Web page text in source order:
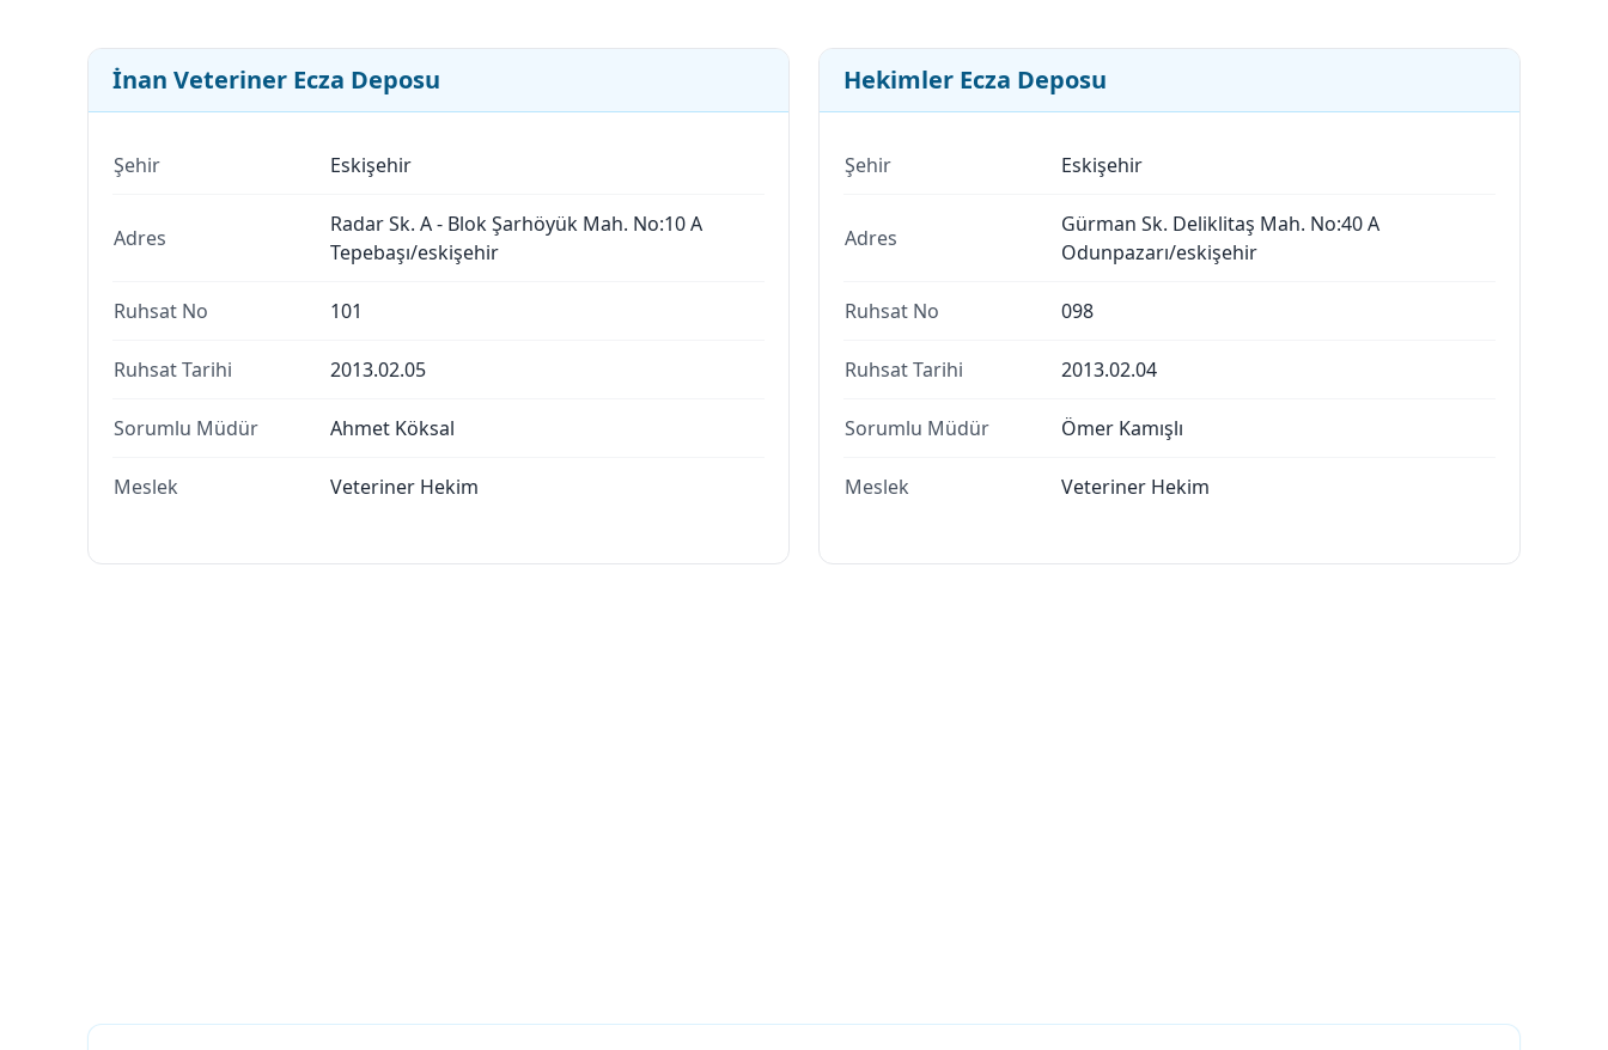
İnan Veteriner Ecza Deposu
Şehir Eskişehir
Adres
Radar Sk. A - Blok Şarhöyük Mah. No:10 A
Tepebaşı/eskişehir
Ruhsat No 101
Ruhsat Tarihi 2013.02.05
Sorumlu Müdür Ahmet Köksal
Meslek Veteriner Hekim
Hekimler Ecza Deposu
Şehir Eskişehir
Adres
Gürman Sk. Deliklitaş Mah. No:40 A
Odunpazarı/eskişehir
Ruhsat No 098
Ruhsat Tarihi 2013.02.04
Sorumlu Müdür Ömer Kamışlı
Meslek Veteriner Hekim